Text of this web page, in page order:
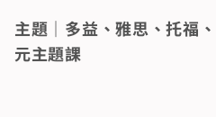
主題｜多益、雅思、托福
元主題課